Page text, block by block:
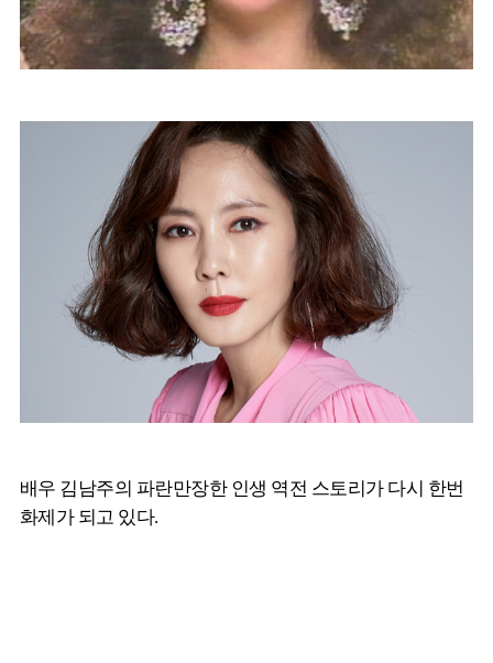
배우 김남주의 파란만장한 인생 역전 스토리가 다시 한번
화제가 되고 있다.